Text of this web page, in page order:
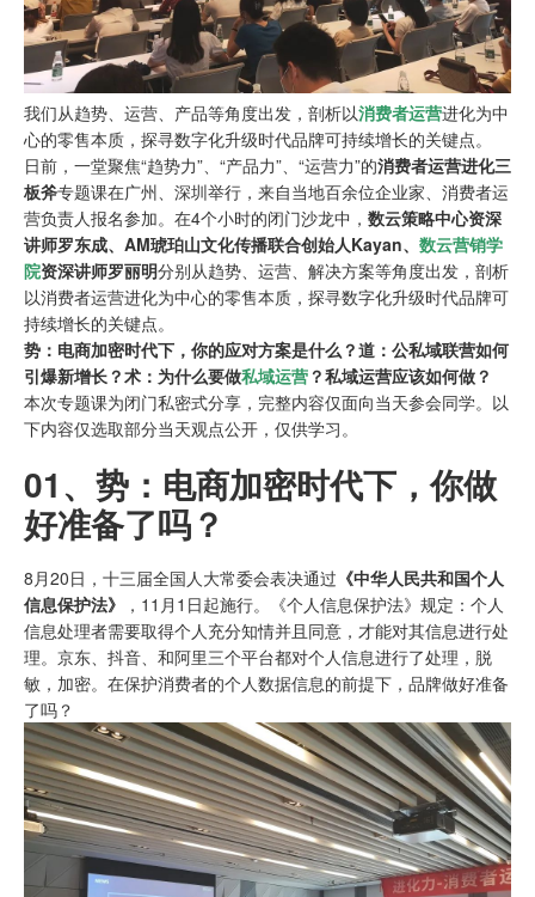
我们从趋势、运营、产品等角度出发，剖析以消费者运营进化为中
心的零售本质，探寻数字化升级时代品牌可持续增长的关键点。
日前，一堂聚焦“趋势力”、“产品力”、“运营力”的消费者运营进化三
板斧专题课在广州、深圳举行，来自当地百余位企业家、消费者运
营负责人报名参加。在4个小时的闭门沙龙中， 数云策略中心资深
讲师罗东成、AM琥珀山文化传播联合创始人Kayan、 数云营销学
院资深讲师罗丽明分别从趋势、运营、解决方案等角度出发，剖析
以消费者运营进化为中心的零售本质，探寻数字化升级时代品牌可
持续增长的关键点。
势：电商加密时代下，你的应对方案是什么？道：公私域联营如何
引爆新增长？术：为什么要做私域运营？私域运营应该如何做？
本次专题课为闭门私密式分享，完整内容仅面向当天参会同学。以
下内容仅选取部分当天观点公开，仅供学习。
01、 势：电商加密时代下，你做
好准备了吗？
8月20日，十三届全国人大常委会表决通过 《中华人民共和国个人
信息保护法》
，11月1日起施行。《个人信息保护法》规定：个人
信息处理者需要取得个人充分知情并且同意，才能对其信息进行处
理。京东、抖音、和阿里三个平台都对个人信息进行了处理，脱
敏，加密。在保护消费者的个人数据信息的前提下，品牌做好准备
了吗？